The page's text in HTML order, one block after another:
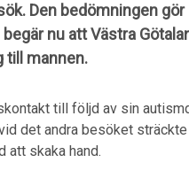
Den bedömningen gör
nu att Västra
till mannen.
till följd av sin
det andra besöket
att skaka hand.